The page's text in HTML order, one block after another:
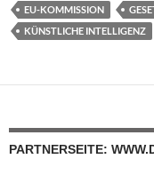
EU-KOMMISSION
KÜNSTLICHE INTELLIGENZ
PARTNERSEITE: